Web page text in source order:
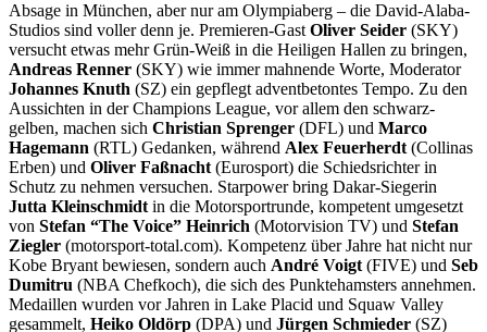
Absage in München, aber nur am Olympiaberg – die David-Alaba-
Studios sind voller denn je. Premieren-Gast Oliver Seider (SKY)
versucht etwas mehr Grün-Weiß in die Heiligen Hallen zu bringen,
Andreas Renner (SKY) wie immer mahnende Worte, Moderator
Johannes Knuth (SZ) ein gepflegt adventbetontes Tempo. Zu den
Aussichten in der Champions League, vor allem den schwarz-
gelben, machen sich Christian Sprenger (DFL) und Marco
Hagemann (RTL) Gedanken, während Alex Feuerherdt (Collinas
Erben) und Oliver Faßnacht (Eurosport) die Schiedsrichter in
Schutz zu nehmen versuchen. Starpower bring Dakar-Siegerin
Jutta Kleinschmidt in die Motorsportrunde, kompetent umgesetzt
von Stefan “The Voice” Heinrich (Motorvision TV) und Stefan
Ziegler (motorsport-total.com). Kompetenz über Jahre hat nicht nur
Kobe Bryant bewiesen, sondern auch André Voigt (FIVE) und Seb
Dumitru (NBA Chefkoch), die sich des Punktehamsters annehmen.
Medaillen wurden vor Jahren in Lake Placid und Squaw Valley
gesammelt, Heiko Oldörp (DPA) und Jürgen Schmieder (SZ)